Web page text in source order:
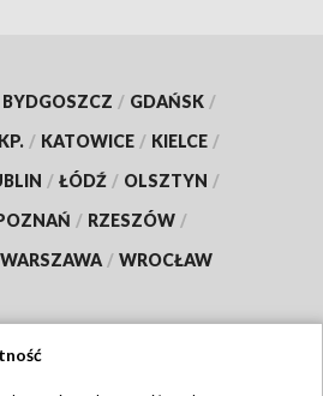
BYDGOSZCZ / GDAŃSK /
/ KATOWICE / KIELCE /
/ ŁÓDŹ / OLSZTYN /
/ RZESZÓW /
WARSZAWA / WROCŁAW